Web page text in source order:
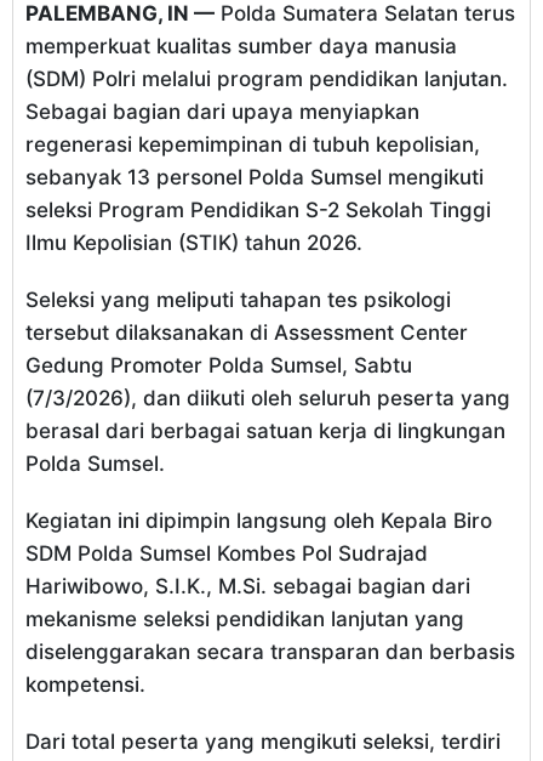
PALEMBANG, IN — Polda Sumatera Selatan terus
memperkuat kualitas sumber daya manusia
(SDM) Polri melalui program pendidikan lanjutan.
Sebagai bagian dari upaya menyiapkan
regenerasi kepemimpinan di tubuh kepolisian,
sebanyak 13 personel Polda Sumsel mengikuti
seleksi Program Pendidikan S-2 Sekolah Tinggi
Ilmu Kepolisian (STIK) tahun 2026.
Seleksi yang meliputi tahapan tes psikologi
tersebut dilaksanakan di Assessment Center
Gedung Promoter Polda Sumsel, Sabtu
(7/3/2026), dan diikuti oleh seluruh peserta yang
berasal dari berbagai satuan kerja di lingkungan
Polda Sumsel.
Kegiatan ini dipimpin langsung oleh Kepala Biro
SDM Polda Sumsel Kombes Pol Sudrajad
Hariwibowo, S.I.K., M.Si. sebagai bagian dari
mekanisme seleksi pendidikan lanjutan yang
diselenggarakan secara transparan dan berbasis
kompetensi.
Dari total peserta yang mengikuti seleksi, terdiri